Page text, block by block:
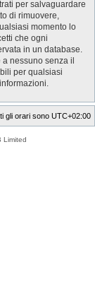
per salvaguardare
di rimuovere,
momento lo
che ogni
in un database.
nessuno senza il
per qualsiasi
gli orari sono UTC+02:00
Limited